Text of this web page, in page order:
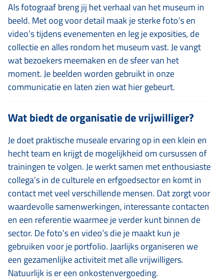
Als fotograaf breng jij het verhaal van het museum in
beeld. Met oog voor detail maak je sterke foto’s en
video’s tijdens evenementen en leg je exposities, de
collectie en alles rondom het museum vast. Je vangt
wat bezoekers meemaken en de sfeer van het
moment. Je beelden worden gebruikt in onze
communicatie en laten zien wat hier gebeurt.
Wat biedt de organisatie de vrijwilliger?
Je doet praktische museale ervaring op in een klein en
hecht team en krijgt de mogelijkheid om cursussen of
trainingen te volgen. Je werkt samen met enthousiaste
collega’s in de culturele en erfgoedsector en komt in
contact met veel verschillende mensen. Dat zorgt voor
waardevolle samenwerkingen, interessante contacten
en een referentie waarmee je verder kunt binnen de
sector. De foto’s en video’s die je maakt kun je
gebruiken voor je portfolio. Jaarlijks organiseren we
een gezamenlijke activiteit met alle vrijwilligers.
Natuurlijk is er een onkostenvergoeding.